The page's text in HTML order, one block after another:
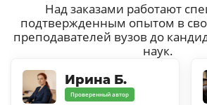
Над заказами работают
подтвержденным опытом в
преподавателей вузов до
наук.
Ирина Б.
Проверенный автор